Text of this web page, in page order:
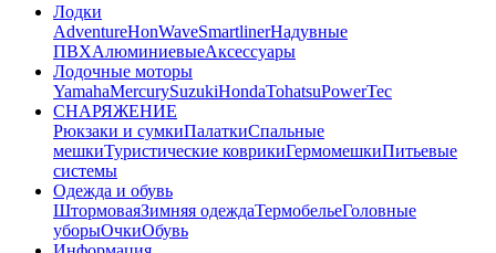
Лодки
AdventureHonWaveSmartlinerНадувные
ПВХАлюминиевыеАксессуары
Лодочные моторы
YamahaMercurySuzukiHondaTohatsuPowerTec
СНАРЯЖЕНИЕ
Рюкзаки и сумкиПалаткиСпальные
мешкиТуристические коврикиГермомешкиПитьевые
системы
Одежда и обувь
ШтормоваяЗимняя одеждаТермобельеГоловные
уборыОчкиОбувь